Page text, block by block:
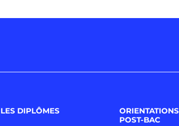
LES DIPLÔMES
ORIENTATIONS
POST-BAC